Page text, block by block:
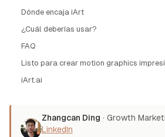
Dónde encaja iArt
¿Cuál deberías usar?
FAQ
Listo para crear motion graphics
iArt.ai
Zhangcan Ding · Growth
LinkedIn